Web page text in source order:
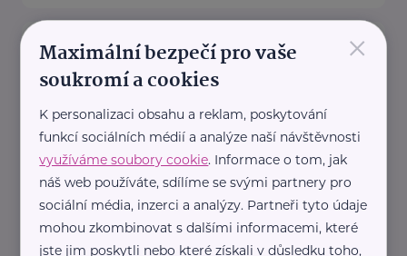
STEZKA ČESKEM, Z.S.
Kolmá 1172/8 Plzeň - Doubravka
projekt party nadšenců
, kteří se spojili s Klubem českých
turistů
a ...
https://www.stezkaceskem.cz/
×
Maximální bezpečí pro vaše
soukromí a cookies
K personalizaci obsahu a reklam, poskytování
funkcí sociálních médií a analýze naší návštěvnosti
využíváme soubory cookie. Informace o tom, jak
náš web používáte, sdílíme se svými partnery pro
sociální média, inzerci a analýzy. Partneři tyto údaje
mohou zkombinovat s dalšími informacemi, které
jste jim poskytli nebo které získali v důsledku toho,